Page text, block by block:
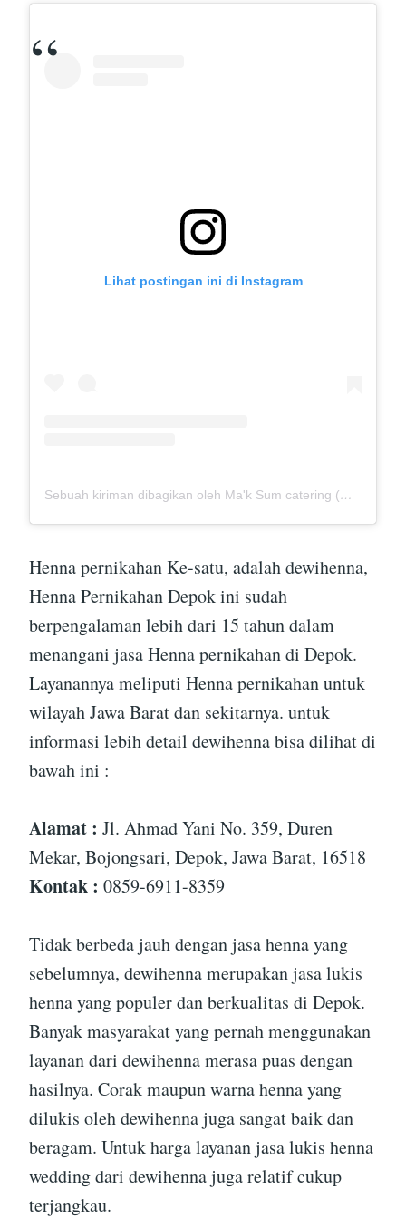
Lihat postingan ini di Instagram
Sebuah kiriman dibagikan oleh Ma'k Sum catering (@mak_sumcatering)
Henna pernikahan Ke-satu, adalah dewihenna,
Henna Pernikahan Depok ini sudah
berpengalaman lebih dari 15 tahun dalam
menangani jasa Henna pernikahan di Depok.
Layanannya meliputi Henna pernikahan untuk
wilayah Jawa Barat dan sekitarnya. untuk
informasi lebih detail dewihenna bisa dilihat di
bawah ini :
Alamat : Jl. Ahmad Yani No. 359, Duren
Mekar, Bojongsari, Depok, Jawa Barat, 16518
Kontak : 0859-6911-8359
Tidak berbeda jauh dengan jasa henna yang
sebelumnya, dewihenna merupakan jasa lukis
henna yang populer dan berkualitas di Depok.
Banyak masyarakat yang pernah menggunakan
layanan dari dewihenna merasa puas dengan
hasilnya. Corak maupun warna henna yang
dilukis oleh dewihenna juga sangat baik dan
beragam. Untuk harga layanan jasa lukis henna
wedding dari dewihenna juga relatif cukup
terjangkau.